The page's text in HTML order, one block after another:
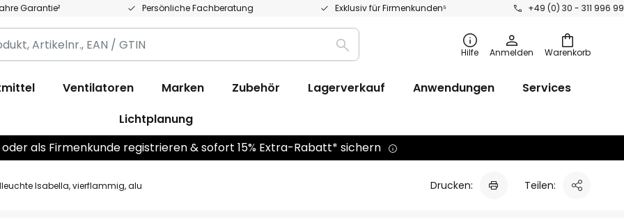
Garantie² Persönliche Fachberatung Exklusiv für Firmenkunden⁵ +49 (0) 30 - 311 996 99
Warenkorb
Suche Hilfe Anmelden
Ventilatoren Marken Zubehör Lagerverkauf Anwendungen
Services
Lichtplanung
als Firmenkunde registrieren & sofort 15% Extra-Rabatt* sichern
Isabella, vierflammig, alu Drucken: Teilen: